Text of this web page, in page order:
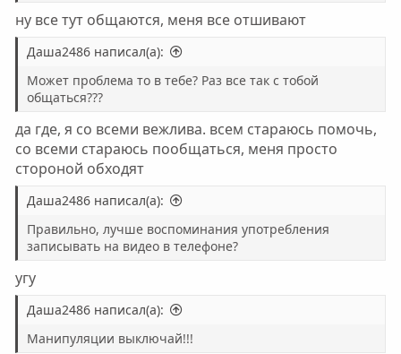
ну все тут общаются, меня все отшивают
Даша2486 написал(а):
Может проблема то в тебе? Раз все так с тобой
общаться???
да где, я со всеми вежлива. всем стараюсь помочь,
со всеми стараюсь пообщаться, меня просто
стороной обходят
Даша2486 написал(а):
Правильно, лучше воспоминания употребления
записывать на видео в телефоне?
угу
Даша2486 написал(а):
Манипуляции выключай!!!